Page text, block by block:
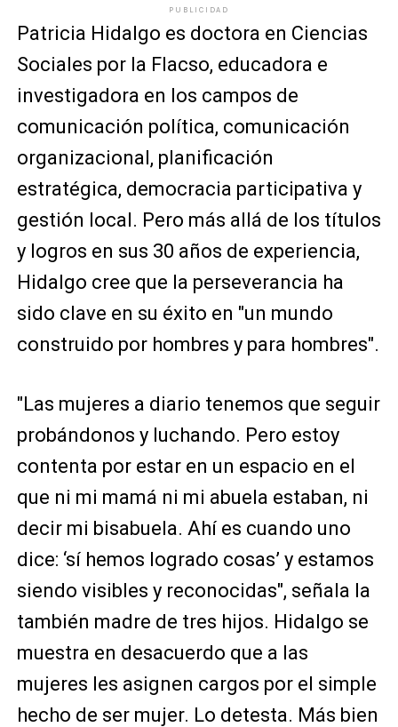
PUBLICIDAD
Patricia Hidalgo es doctora en Ciencias
Sociales por la Flacso, educadora e
investigadora en los campos de
comunicación política, comunicación
organizacional, planificación
estratégica, democracia participativa y
gestión local. Pero más allá de los títulos
y logros en sus 30 años de experiencia,
Hidalgo cree que la perseverancia ha
sido clave en su éxito en "un mundo
construido por hombres y para hombres".
"Las mujeres a diario tenemos que seguir
probándonos y luchando. Pero estoy
contenta por estar en un espacio en el
que ni mi mamá ni mi abuela estaban, ni
decir mi bisabuela. Ahí es cuando uno
dice: ‘sí hemos logrado cosas’ y estamos
siendo visibles y reconocidas", señala la
también madre de tres hijos. Hidalgo se
muestra en desacuerdo que a las
mujeres les asignen cargos por el simple
hecho de ser mujer. Lo detesta. Más bien